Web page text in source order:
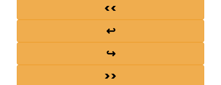
<<
↩
↪
>>